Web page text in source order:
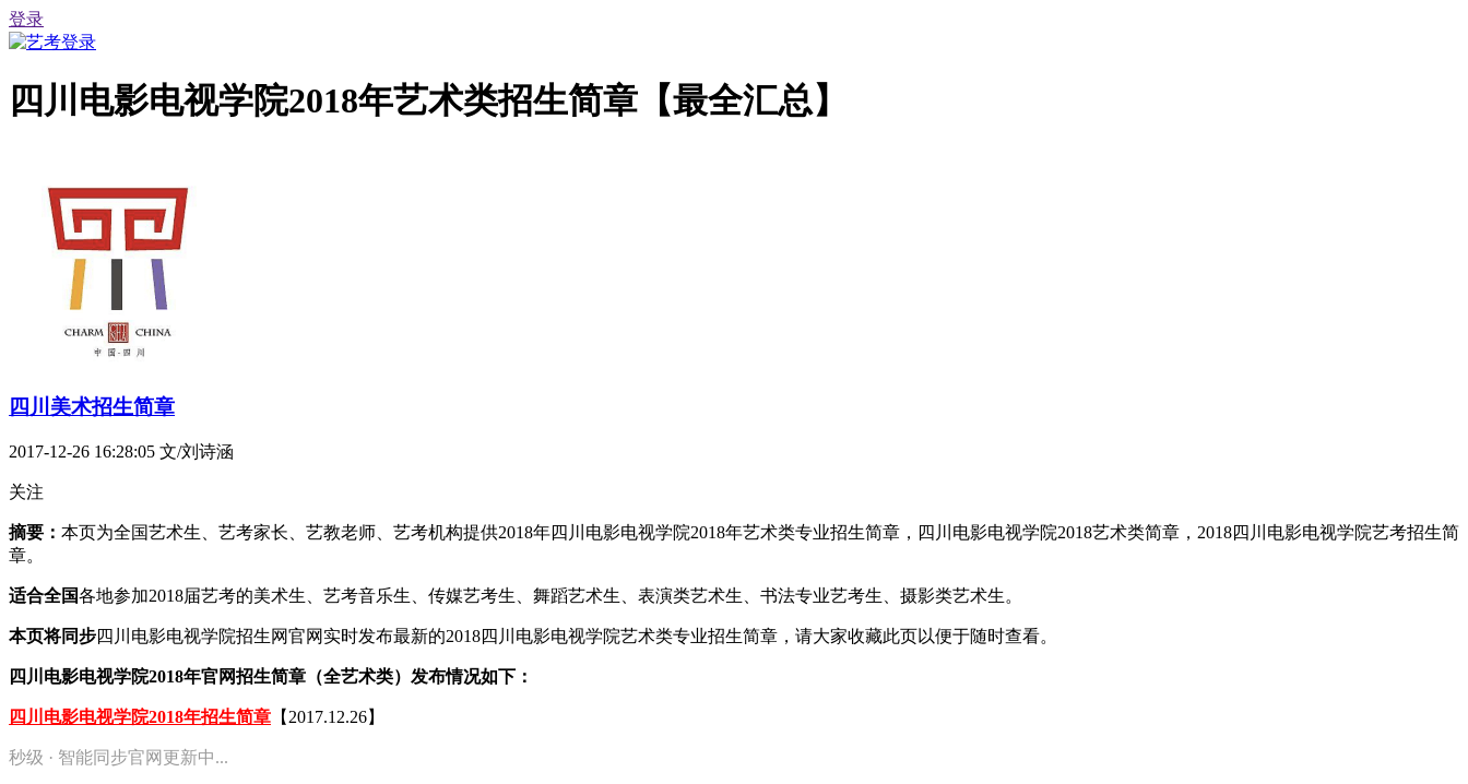
登录
四川电影电视学院2018年艺术类招生简章【最全汇总】
四川美术招生简章
2017-12-26 16:28:05 文/刘诗涵
关注
摘要： 本页为全国艺术生、艺考家长、艺教老师、艺考机构提供2018年四川电影电视学院2018年艺术类专业招生简章，四川电影电视学院2018艺术类简章，2018四川电影电视学院艺考招生简
章。
适合全国各地参加2018届艺考的美术生、艺考音乐生、传媒艺考生、舞蹈艺术生、表演类艺术生、书法专业艺考生、摄影类艺术生。
本页将同步四川电影电视学院招生网官网实时发布最新的2018四川电影电视学院艺术类专业招生简章，请大家收藏此页以便于随时查看。
四川电影电视学院2018年官网招生简章（全艺术类）发布情况如下：
四川电影电视学院2018年招生简章 【2017.12.26】
秒级 · 智能同步官网更新中...